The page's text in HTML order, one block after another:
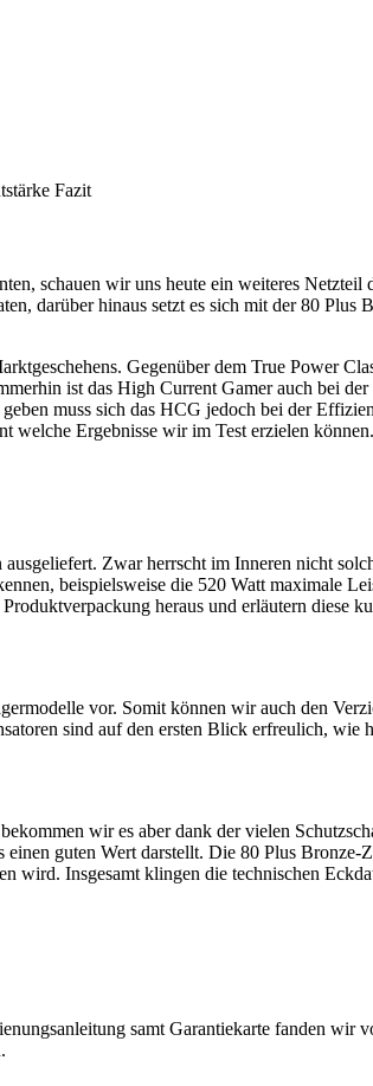
Fazit
schauen wir uns heute ein weiteres
darüber hinaus setzt es sich mit der 80
Gegenüber dem True Power
ist das High Current Gamer auch bei
muss sich das HCG jedoch bei der
welche Ergebnisse wir im Test erzielen können.
Zwar herrscht im Inneren nicht
beispielsweise die 520 Watt maximale
heraus und erläutern diese
vor. Somit können wir auch den
sind auf den ersten Blick erfreulich,
wir es aber dank der vielen
guten Wert darstellt. Die 80 Plus
wird. Insgesamt klingen die technischen
samt Garantiekarte fanden wir